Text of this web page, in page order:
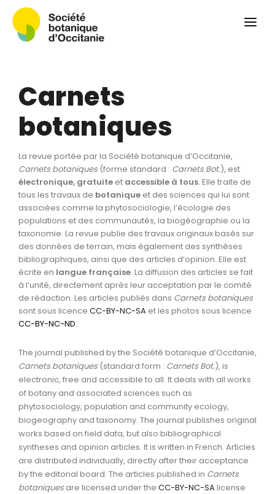
Colloque
Convergences botaniques
Herbier PCPR
Ressources
Actualités et calendrier
Contact
Carnets
botaniques
La revue portée par la Société botanique d’Occitanie,
Carnets botaniques (forme standard : Carnets Bot.), est
électronique, gratuite et accessible à tous. Elle traite de
tous les travaux de botanique et des sciences qui lui sont
associées comme la phytosociologie, l’écologie des
populations et des communautés, la biogéographie ou la
taxonomie. La revue publie des travaux originaux basés sur
des données de terrain, mais également des synthèses
bibliographiques, ainsi que des articles d’opinion. Elle est
écrite en langue française. La diffusion des articles se fait
à l’unité, directement après leur acceptation par le comité
de rédaction. Les articles publiés dans Carnets botaniques
sont sous licence CC-BY-NC-SA et les photos sous licence
CC-BY-NC-ND.
The journal published by the Société botanique d’Occitanie,
Carnets botaniques (standard form : Carnets Bot.), is
electronic, free and accessible to all. It deals with all works
of botany and associated sciences such as
phytosociology, population and community ecology,
biogeography and taxonomy. The journal publishes original
works based on field data, but also bibliographical
syntheses and opinion articles. It is written in French. Articles
are distributed individually, directly after their acceptance
by the editorial board. The articles published in Carnets
botaniquesare licensed under the CC-BY-NC-SAlicense